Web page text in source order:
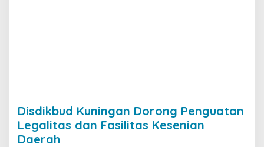
Disdikbud Kuningan Dorong Penguatan
Legalitas dan Fasilitas Kesenian
Daerah